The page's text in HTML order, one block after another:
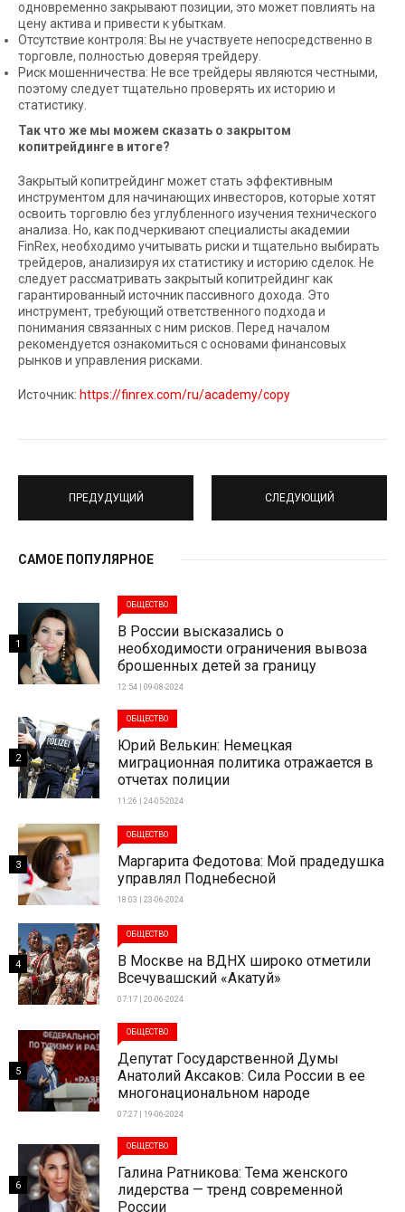
одновременно закрывают позиции, это может повлиять на
цену актива и привести к убыткам.
Отсутствие контроля: Вы не участвуете непосредственно в
торговле, полностью доверяя трейдеру.
Риск мошенничества: Не все трейдеры являются честными,
поэтому следует тщательно проверять их историю и
статистику.
Так что же мы можем сказать о закрытом
копитрейдинге в итоге?
Закрытый копитрейдинг может стать эффективным
инструментом для начинающих инвесторов, которые хотят
освоить торговлю без углубленного изучения технического
анализа. Но, как подчеркивают специалисты академии
FinRex, необходимо учитывать риски и тщательно выбирать
трейдеров, анализируя их статистику и историю сделок. Не
следует рассматривать закрытый копитрейдинг как
гарантированный источник пассивного дохода. Это
инструмент, требующий ответственного подхода и
понимания связанных с ним рисков. Перед началом
рекомендуется ознакомиться с основами финансовых
рынков и управления рисками.
Источник: https://finrex.com/ru/academy/copy
ПРЕДУДУЩИЙ СЛЕДУЮЩИЙ
САМОЕ ПОПУЛЯРНОЕ
ОБЩЕСТВО
В России высказались о
необходимости ограничения вывоза
брошенных детей за границу
12:54 | 09-08-2024
1
ОБЩЕСТВО
Юрий Велькин: Немецкая
миграционная политика отражается в
отчетах полиции
11:26 | 24-05-2024
2
ОБЩЕСТВО
Маргарита Федотова: Мой прадедушка
управлял Поднебесной
18:03 | 23-06-2024
3
ОБЩЕСТВО
В Москве на ВДНХ широко отметили
Всечувашский «Акатуй»
07:17 | 20-06-2024
4
ОБЩЕСТВО
Депутат Государственной Думы
Анатолий Аксаков: Сила России в ее
многонациональном народе
07:27 | 19-06-2024
5
ОБЩЕСТВО
Галина Ратникова: Тема женского
лидерства — тренд современной
России
6